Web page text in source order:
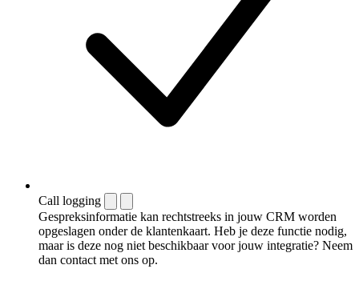
Call logging
Gespreksinformatie kan rechtstreeks in jouw CRM worden
opgeslagen onder de klantenkaart. Heb je deze functie nodig,
maar is deze nog niet beschikbaar voor jouw integratie? Neem
dan contact met ons op.